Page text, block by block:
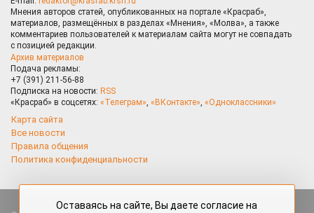
Мнения авторов статей, опубликованных на портале «Красраб»,
материалов, размещённых в разделах «Мнения», «Молва», а также
комментариев пользователей к материалам сайта могут не совпадать
с позицией редакции.
Архив материалов
Подача рекламы:
+7 (391) 211-56-88
Подписка на новости: RSS
«Красраб» в соцсетях: «Телеграм», «ВКонтакте», «Одноклассники»
Карта сайта
Все новости
Правила общения
Политика конфиденциальности
Оставаясь на сайте, Вы даете согласие на